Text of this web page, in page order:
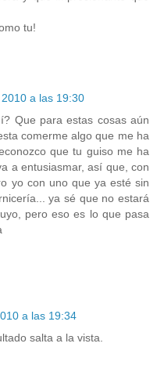
tu!
a las 19:30
Que para estas cosas aún
comerme algo que me ha
que tu guiso me ha
a entusiasmar, así que, con
yo con uno que ya esté sin
ya sé que no estará
pero eso es lo que pasa
a las 19:34
salta a la vista.